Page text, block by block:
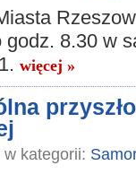
godz. 8.30 w
więcej »
kategorii: